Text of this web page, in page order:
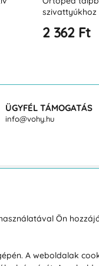
szivattyúkhoz
2 362 Ft
ÜGYFÉL TÁMOGATÁS
info@vohy.hu
Ön
A weboldalak